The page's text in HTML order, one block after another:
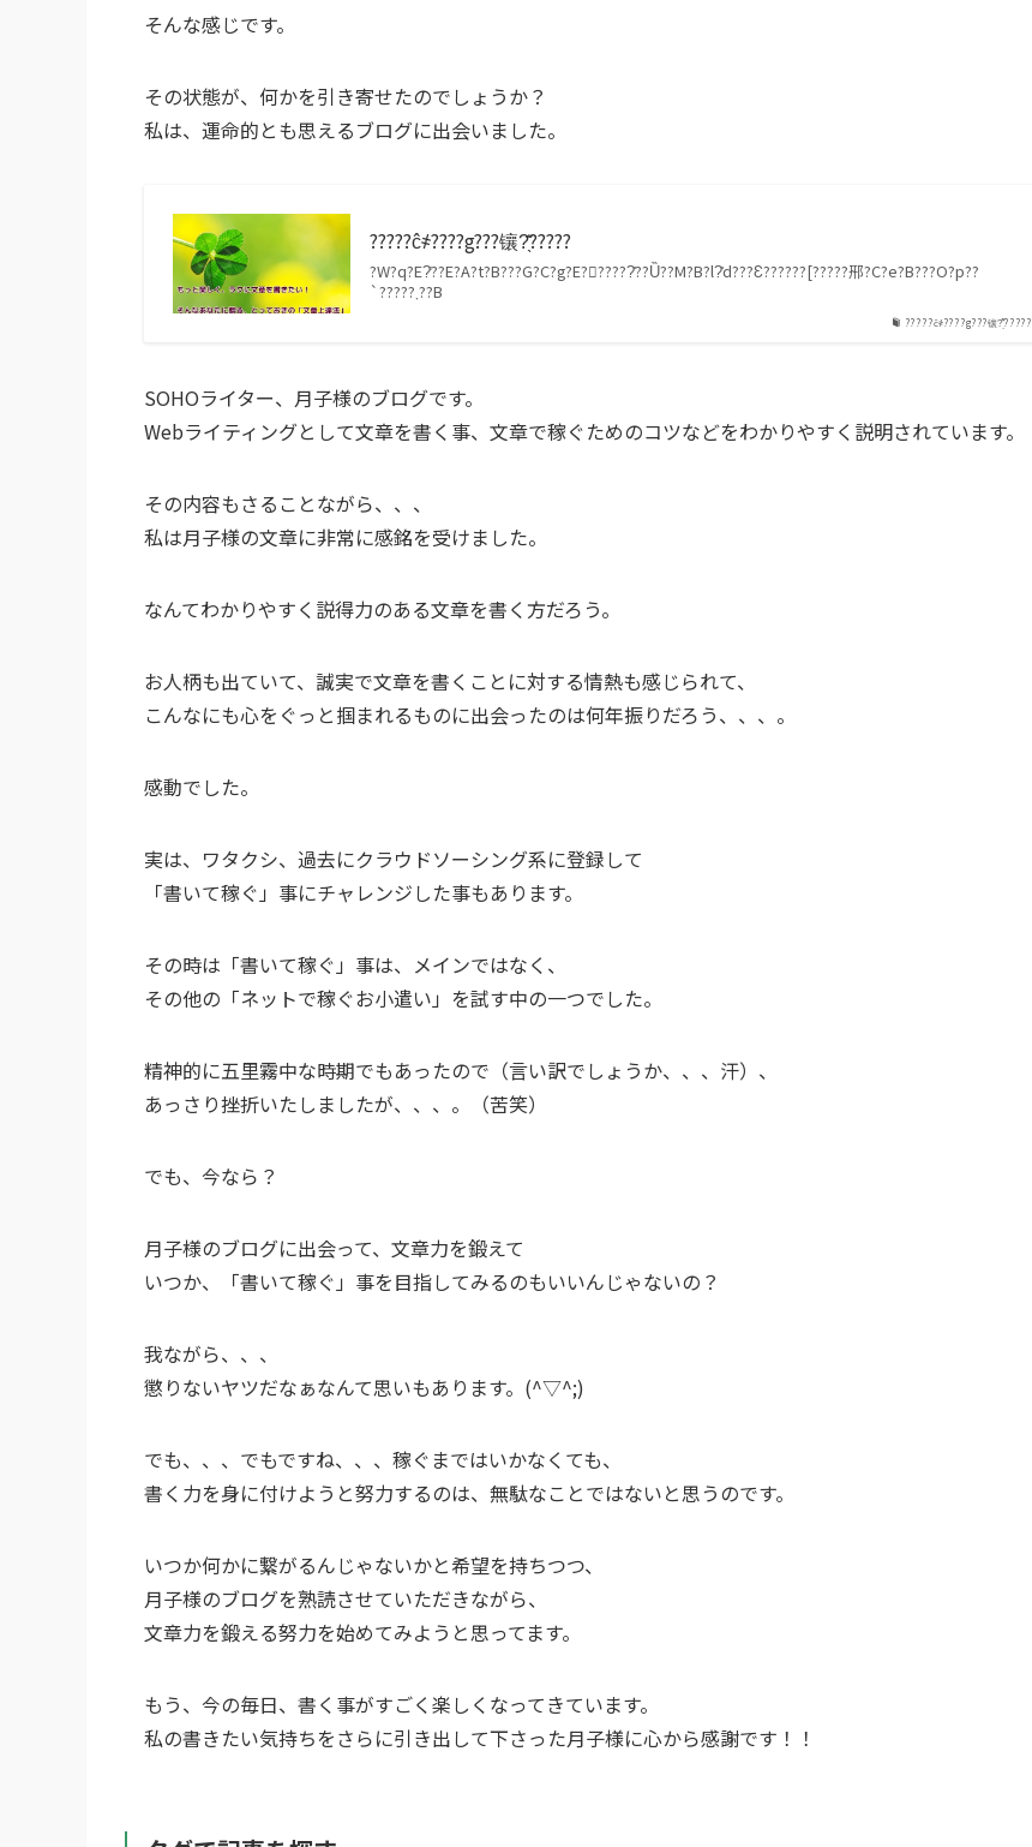
そんな感じです。
その状態が、何かを引き寄せたのでしょうか？
私は、運命的とも思えるブログに出会いました。
?????ĉ҂????g???镶?̖͗͂?????
?????ĉ҂????g???镶?̖͗͂?????
?W?q?E?̔??E?A?t?B???G?C?g?E??????̎??Ȕ??M?B?l?̎d???Ɛ??????[?????郉?C?e?B???O?p??
`?????܂??B
SOHOライター、月子様のブログです。
Webライティングとして文章を書く事、文章で稼ぐためのコツなどをわかりやすく説明されています。
その内容もさることながら、、、
私は月子様の文章に非常に感銘を受けました。
なんてわかりやすく説得力のある文章を書く方だろう。
お人柄も出ていて、誠実で文章を書くことに対する情熱も感じられて、
こんなにも心をぐっと掴まれるものに出会ったのは何年振りだろう、、、。
感動でした。
実は、ワタクシ、過去にクラウドソーシング系に登録して
「書いて稼ぐ」事にチャレンジした事もあります。
その時は「書いて稼ぐ」事は、メインではなく、
その他の「ネットで稼ぐお小遣い」を試す中の一つでした。
精神的に五里霧中な時期でもあったので（言い訳でしょうか、、、汗）、
あっさり挫折いたしましたが、、、。（苦笑）
でも、今なら？
月子様のブログに出会って、文章力を鍛えて
いつか、「書いて稼ぐ」事を目指してみるのもいいんじゃないの？
我ながら、、、
懲りないヤツだなぁなんて思いもあります。(^▽^;)
でも、、、でもですね、、、稼ぐまではいかなくても、
書く力を身に付けようと努力するのは、無駄なことではないと思うのです。
いつか何かに繋がるんじゃないかと希望を持ちつつ、
月子様のブログを熟読させていただきながら、
文章力を鍛える努力を始めてみようと思ってます。
もう、今の毎日、書く事がすごく楽しくなってきています。
私の書きたい気持ちをさらに引き出して下さった月子様に心から感謝です！！